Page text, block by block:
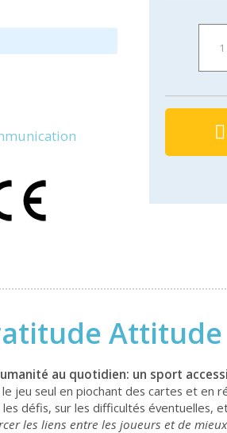
Attitude
au quotidien: un sport
jeu seul en piochant des cartes et en
défis, sur les difficultés éventuelles,
les liens entre les joueurs et de